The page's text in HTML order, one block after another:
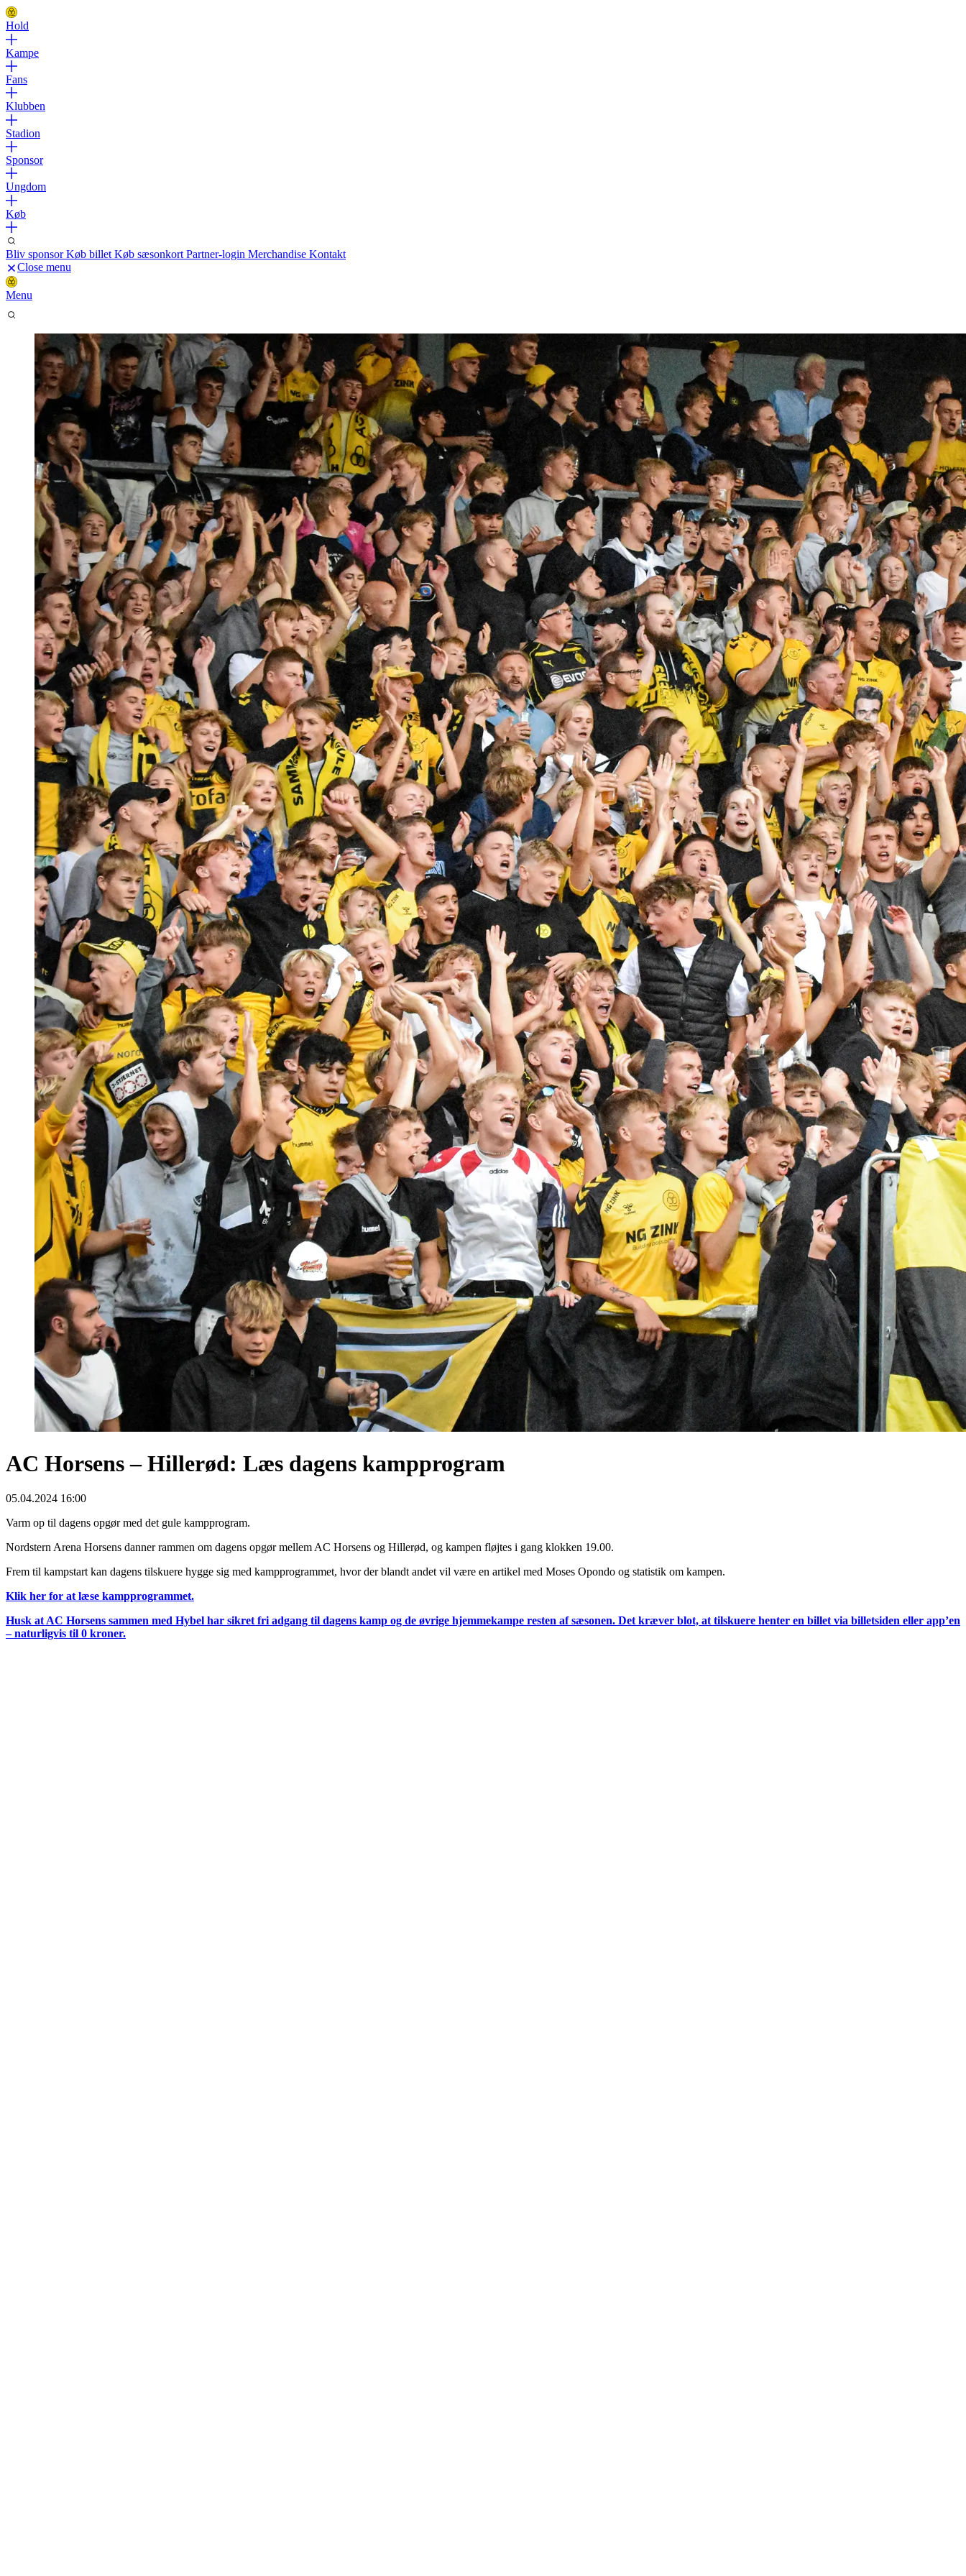
Hold
Kampe
Fans
Klubben
Stadion
Sponsor
Ungdom
Køb
Bliv sponsorKøb billet Køb sæsonkort Partner-login Merchandise Kontakt
Close menu
Menu
AC Horsens – Hillerød: Læs dagens kampprogram
05.04.2024 16:00
Varm op til dagens opgør med det gule kampprogram.
Nordstern Arena Horsens danner rammen om dagens opgør mellem AC Horsens og Hillerød, og kampen fløjtes i gang klokken 19.00.
Frem til kampstart kan dagens tilskuere hygge sig med kampprogrammet, hvor der blandt andet vil være en artikel med Moses Opondo og statistik om kampen.
Klik her for at læse kampprogrammet.
Husk at AC Horsens sammen med Hybel har sikret fri adgang til dagens kamp og de øvrige hjemmekampe resten af sæsonen. Det kræver blot, at tilskuere henter en billet via billetsiden eller app’en
– naturligvis til 0 kroner.